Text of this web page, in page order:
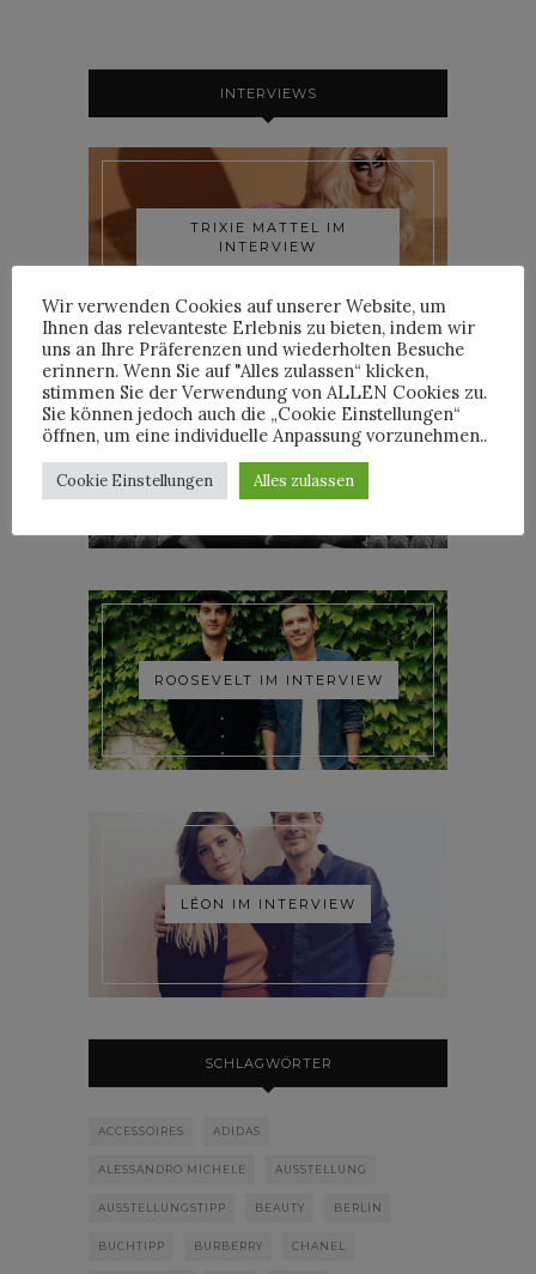
INTERVIEWS
TRIXIE MATTEL IM
INTERVIEW
YOANN LEMOINE AKA
WOODKID IM INTERVIEW
ROOSEVELT IM INTERVIEW
LÉON IM INTERVIEW
SCHLAGWÖRTER
ACCESSOIRES ADIDAS
ALESSANDRO MICHELE AUSSTELLUNG
AUSSTELLUNGSTIPP BEAUTY BERLIN
BUCHTIPP BURBERRY CHANEL
Wir verwenden Cookies auf unserer Website, um
Ihnen das relevanteste Erlebnis zu bieten, indem wir
uns an Ihre Präferenzen und wiederholten Besuche
erinnern. Wenn Sie auf "Alles zulassen“ klicken,
stimmen Sie der Verwendung von ALLEN Cookies zu.
Sie können jedoch auch die „Cookie Einstellungen“
öffnen, um eine individuelle Anpassung vorzunehmen..
Cookie Einstellungen Alles zulassen